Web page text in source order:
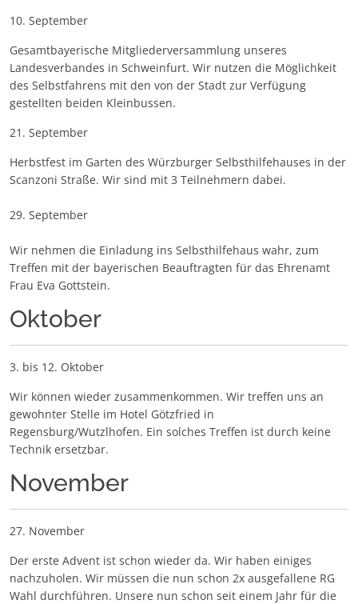
10. September
Gesamtbayerische Mitgliederversammlung unseres
Landesverbandes in Schweinfurt. Wir nutzen die Möglichkeit
des Selbstfahrens mit den von der Stadt zur Verfügung
gestellten beiden Kleinbussen.
21. September
Herbstfest im Garten des Würzburger Selbsthilfehauses in der
Scanzoni Straße. Wir sind mit 3 Teilnehmern dabei.
29. September
Wir nehmen die Einladung ins Selbsthilfehaus wahr, zum
Treffen mit der bayerischen Beauftragten für das Ehrenamt
Frau Eva Gottstein.
Oktober
3. bis 12. Oktober
Wir können wieder zusammenkommen. Wir treffen uns an
gewohnter Stelle im Hotel Götzfried in
Regensburg/Wutzlhofen. Ein solches Treffen ist durch keine
Technik ersetzbar.
November
27. November
Der erste Advent ist schon wieder da. Wir haben einiges
nachzuholen. Wir müssen die nun schon 2x ausgefallene RG
Wahl durchführen. Unsere nun schon seit einem Jahr für die